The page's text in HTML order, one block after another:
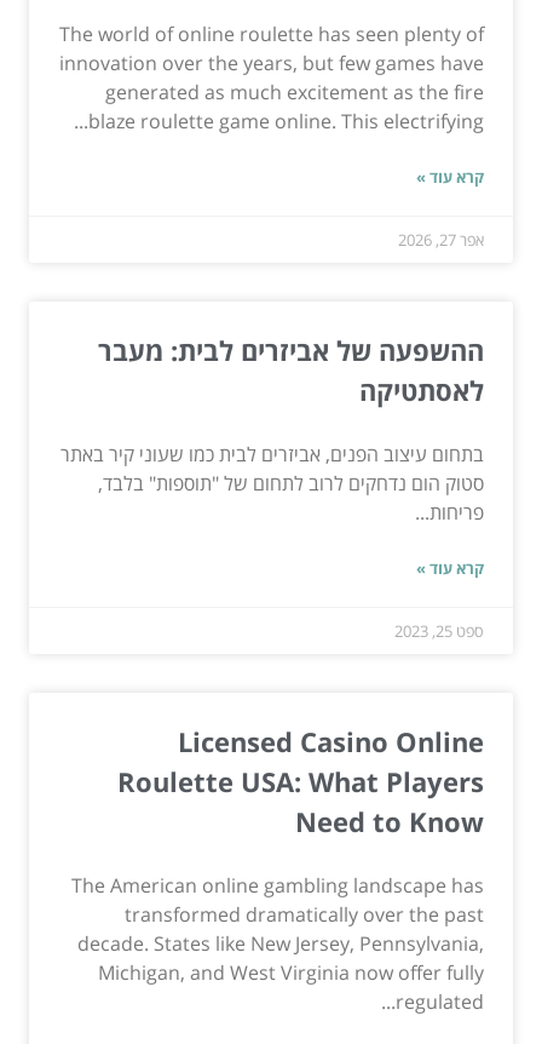
The world of online roulette has seen plenty of
innovation over the years, but few games have
generated as much excitement as the fire
blaze roulette game online. This electrifying...
קרא עוד »
אפר 27, 2026
ההשפעה של אביזרים לבית: מעבר
לאסתטיקה
בתחום עיצוב הפנים, אביזרים לבית כמו שעוני קיר באתר
סטוק הום נדחקים לרוב לתחום של "תוספות" בלבד,
פריחות...
קרא עוד »
ספט 25, 2023
Licensed Casino Online
Roulette USA: What Players
Need to Know
The American online gambling landscape has
transformed dramatically over the past
decade. States like New Jersey, Pennsylvania,
Michigan, and West Virginia now offer fully
regulated...